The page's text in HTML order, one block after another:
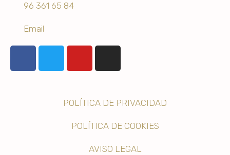
96 361 65 84
Email
POLÍTICA DE PRIVACIDAD
POLÍTICA DE COOKIES
AVISO LEGAL